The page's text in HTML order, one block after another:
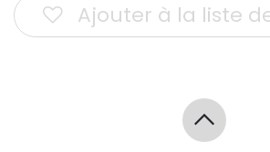
Ajouter à la liste